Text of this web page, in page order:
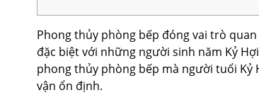
Phong thủy phòng bếp đóng vai trò
đặc biệt với những người sinh năm Kỷ
phong thủy phòng bếp mà người tuổi
vận ổn định.